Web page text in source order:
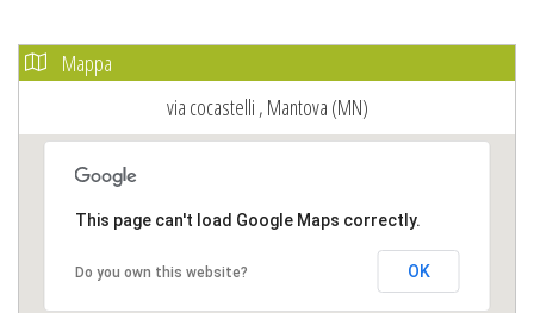
Mappa
via cocastelli , Mantova (MN)
This page can't load Google Maps correctly.
Do you own this website? OK